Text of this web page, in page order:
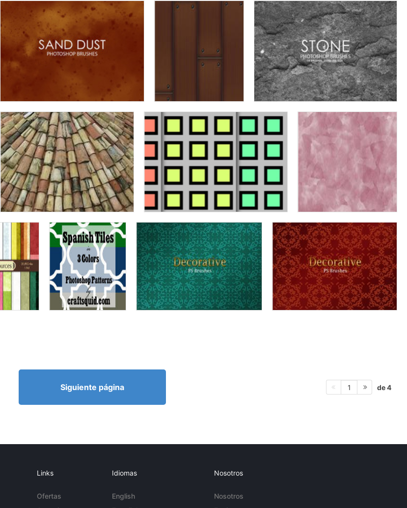
Siguiente página 1 de 4
Links
Ofertas
Idiomas
English
Nosotros
Nosotros